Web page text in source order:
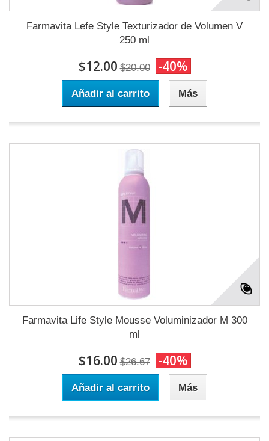
Farmavita Lefe Style Texturizador de Volumen V
250 ml
$12.00 $20.00 -40%
Añadir al carrito Más
Farmavita Life Style Mousse Voluminizador M 300
ml
$16.00 $26.67 -40%
Añadir al carrito Más